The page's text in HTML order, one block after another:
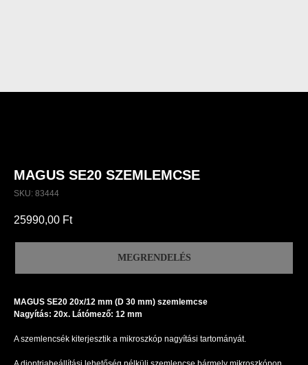
MAGUS SE20 SZEMLEMCSE
SKU: 83444
25990,00 Ft
MEGRENDELÉS
MAGUS SE20 20х/12 mm (D 30 mm) szemlemcse
Nagyítás: 20x. Látómező: 12 mm
A szemlencsék kiterjesztik a mikroszkóp nagyítási tartományát.